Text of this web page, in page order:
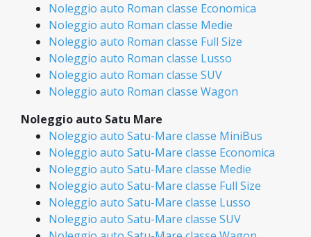
Noleggio auto Roman classe Economica
Noleggio auto Roman classe Medie
Noleggio auto Roman classe Full Size
Noleggio auto Roman classe Lusso
Noleggio auto Roman classe SUV
Noleggio auto Roman classe Wagon
Noleggio auto Satu Mare
Noleggio auto Satu-Mare classe MiniBus
Noleggio auto Satu-Mare classe Economica
Noleggio auto Satu-Mare classe Medie
Noleggio auto Satu-Mare classe Full Size
Noleggio auto Satu-Mare classe Lusso
Noleggio auto Satu-Mare classe SUV